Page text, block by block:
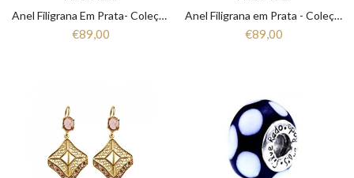
Anel Filigrana Em Prata- Coleção Poesia
€89,00
Anel Filigrana em Prata - Coleção Poesia
€89,00